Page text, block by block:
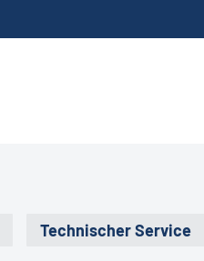
Technischer Service